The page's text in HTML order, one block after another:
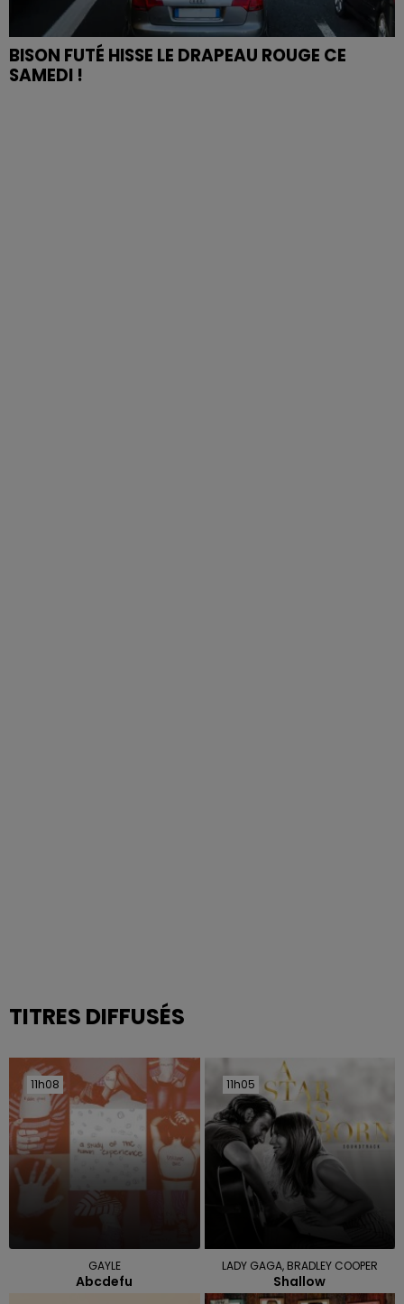
BISON FUTÉ HISSE LE DRAPEAU ROUGE CE
SAMEDI !
TITRES DIFFUSÉS
11h08
11h08
GAYLE
Abcdefu
11h05
11h05
LADY GAGA, BRADLEY COOPER
Shallow